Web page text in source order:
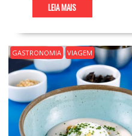
LEIA MAIS
GASTRONOMIA VIAGEM